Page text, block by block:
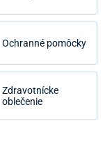
výkone
Ochranné pomôcky
Zdravotnícke
oblečenie